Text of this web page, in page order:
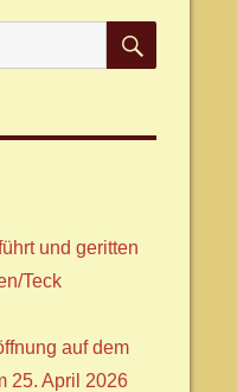
und geritten
Teck
auf dem
25. April 2026